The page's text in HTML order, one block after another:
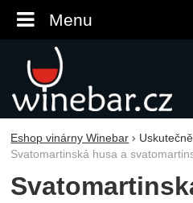
Menu
Eshop vinárny Winebar
Svatomartinská husa a